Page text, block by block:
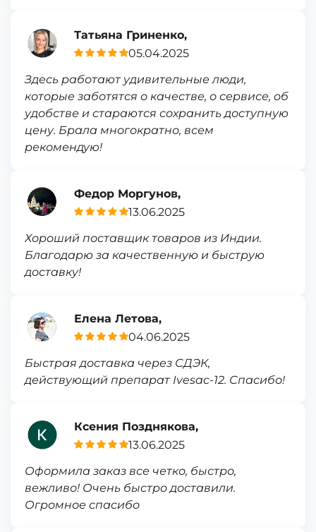
Татьяна Гриненко,
05.04.2025
Здесь работают удивительные люди,
которые заботятся о качестве, о сервисе, об
удобстве и стараются сохранить доступную
цену. Брала многократно, всем
рекомендую!
Федор Моргунов,
13.06.2025
Хороший поставщик товаров из Индии.
Благодарю за качественную и быструю
доставку!
Елена Летова,
04.06.2025
Быстрая доставка через СДЭК,
действующий препарат Ivesac-12. Спасибо!
Ксения Позднякова,
13.06.2025
Оформила заказ все четко, быстро,
вежливо! Очень быстро доставили.
Огромное спасибо